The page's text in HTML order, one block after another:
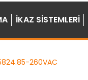
İKAZ SİSTEMLERİ
260VAC